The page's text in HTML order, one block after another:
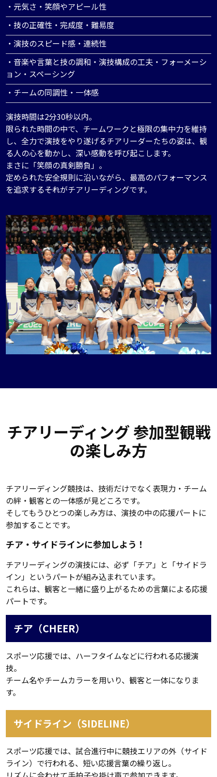
・元気さ・笑顔やアピール性
・技の正確性・完成度・難易度
・演技のスピード感・連続性
・音楽や言葉と技の調和・演技構成の工夫・フォーメーシ
ョン・スペーシング
・チームの同調性・一体感
演技時間は2分30秒以内。
限られた時間の中で、チームワークと極限の集中力を維持
し、全力で演技をやり遂げるチアリーダーたちの姿は、観
る人の心を動かし、深い感動を呼び起こします。
まさに「笑顔の真剣勝負」。
定められた安全規則に沿いながら、最高のパフォーマンス
を追求する――それがチアリーディングです。
チアリーディング 参加型観戦
の楽しみ方
チアリーディング競技は、技術だけでなく表現力・チーム
の絆・観客との一体感が見どころです。
そしてもうひとつの楽しみ方は、演技の中の応援パートに
参加することです。
チア・サイドラインに参加しよう！
チアリーディングの演技には、必ず「チア」と「サイドラ
イン」というパートが組み込まれています。
これらは、観客と一緒に盛り上がるための言葉による応援
パートです。
チア（CHEER）
スポーツ応援では、ハーフタイムなどに行われる応援演
技。
チーム名やチームカラーを用いり、観客と一体になりま
す。
サイドライン（SIDELINE）
スポーツ応援では、試合進行中に競技エリアの外（サイド
ライン）で行われる、短い応援言葉の繰り返し。